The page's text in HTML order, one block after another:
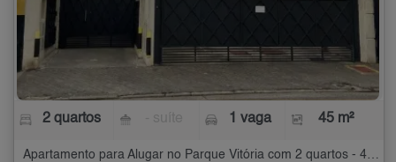
2 quartos 1 vaga 45 m²
Apartamento para Alugar no Parque Vitória com 2 quartos - 45 m²